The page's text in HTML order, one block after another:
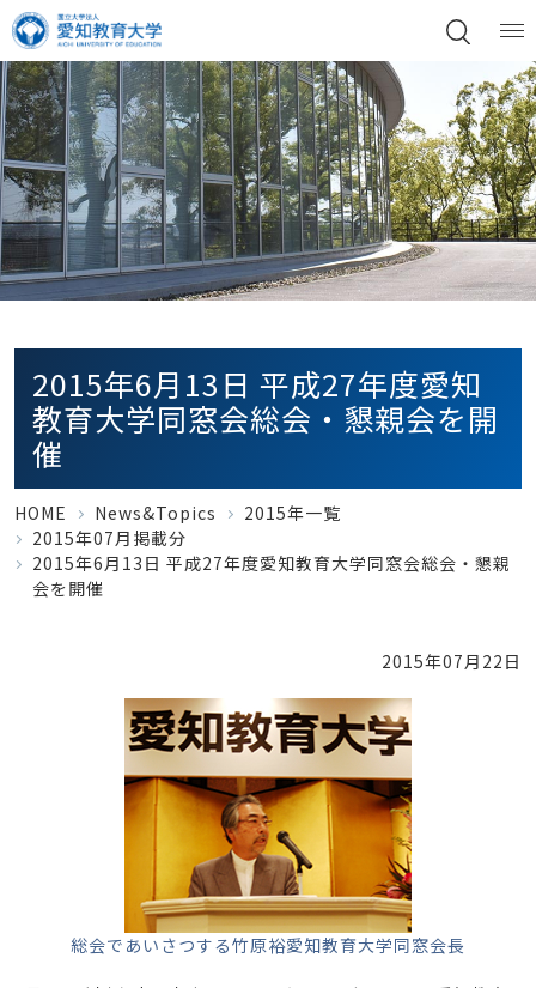
2015年6月13日 平成27年度愛知
教育大学同窓会総会・懇親会を開
催
HOME News&Topics
2015年一覧
2015年07月掲載分
2015年6月13日 平成27年度愛知教育大学同窓会総会・懇親
会を開催
2015年07月22日
総会であいさつする竹原裕愛知教育大学同窓会長